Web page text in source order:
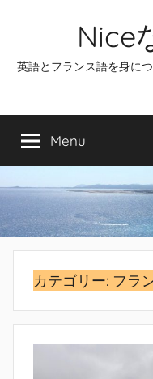
Nice
英語とフランス語を身に
Menu
カテゴリー: フラ